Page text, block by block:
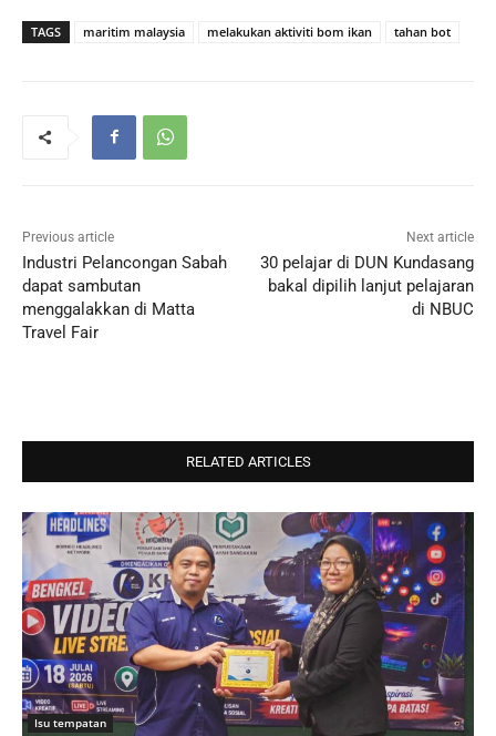
TAGS maritim malaysia melakukan aktiviti bom ikan tahan bot
Previous article
Industri Pelancongan Sabah
dapat sambutan
menggalakkan di Matta
Travel Fair
Next article
30 pelajar di DUN Kundasang
bakal dipilih lanjut pelajaran
di NBUC
RELATED ARTICLES
Isu tempatan